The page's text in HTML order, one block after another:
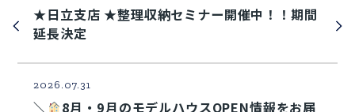
★日立支店 ★整理収納セミナー開催中！！期間
延長決定
2026.07.31
＼ 8月・9月のモデルハウスOPEN情報をお届